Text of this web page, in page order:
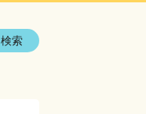
検索